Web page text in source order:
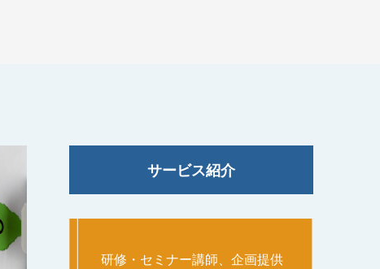
サービス紹介
研修・セミナー講師、企画提供